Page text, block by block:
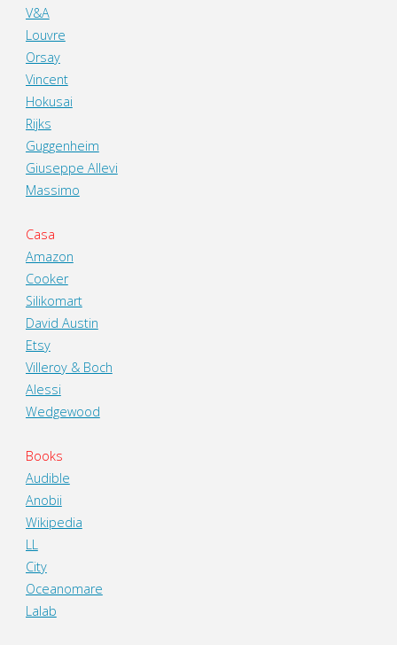
V&A
Louvre
Orsay
Vincent
Hokusai
Rijks
Guggenheim
Giuseppe Allevi
Massimo
Casa
Amazon
Cooker
Silikomart
David Austin
Etsy
Villeroy & Boch
Alessi
Wedgewood
Books
Audible
Anobii
Wikipedia
LL
City
Oceanomare
Lalab